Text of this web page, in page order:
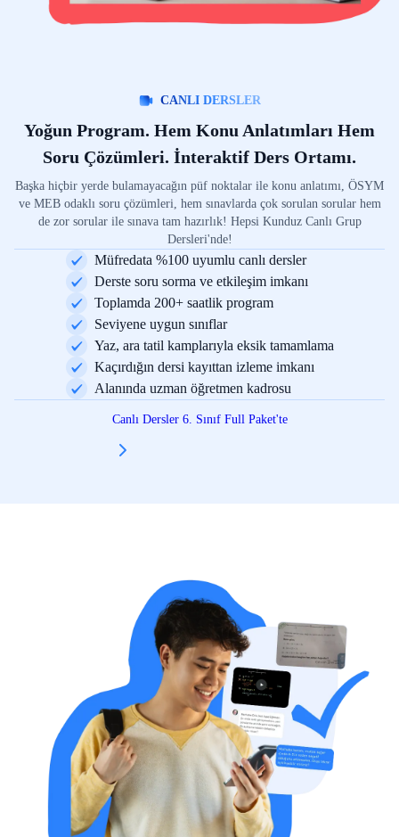
CANLI DERSLER
Yoğun Program. Hem Konu Anlatımları Hem
Soru Çözümleri. İnteraktif Ders Ortamı.
Başka hiçbir yerde bulamayacağın püf noktalar ile konu anlatımı, ÖSYM
ve MEB odaklı soru çözümleri, hem sınavlarda çok sorulan sorular hem
de zor sorular ile sınava tam hazırlık! Hepsi Kunduz Canlı Grup
Dersleri'nde!
Müfredata %100 uyumlu canlı dersler
Derste soru sorma ve etkileşim imkanı
Toplamda 200+ saatlik program
Seviyene uygun sınıflar
Yaz, ara tatil kamplarıyla eksik tamamlama
Kaçırdığın dersi kayıttan izleme imkanı
Alanında uzman öğretmen kadrosu
Canlı Dersler 6. Sınıf Full Paket'te